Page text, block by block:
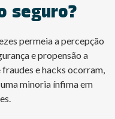
seguro?
permeia a percepção
e propensão a
e hacks ocorram,
minoria ínfima em